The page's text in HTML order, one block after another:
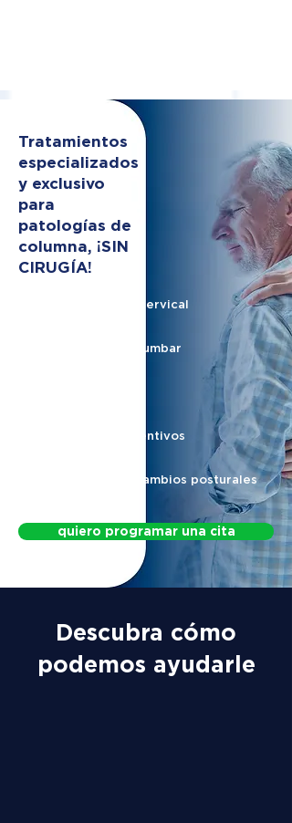
Tratamientos
especializados
y exclusivo
para
patologías de
columna, ¡SIN
CIRUGÍA!
Hernia de disco cervical
Hernia de disco lumbar
Protocolos preventivos
Protocolo para cambios posturales
quiero programar una cita
Descubra cómo
podemos ayudarle